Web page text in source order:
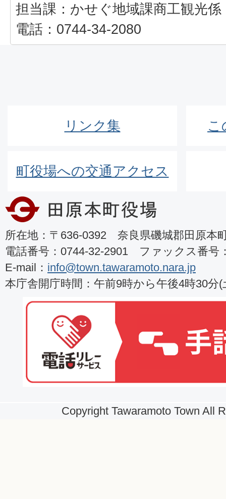
担当課：かせぐ地域課商工観光係
電話：0744-34-2080
リンク集 こ
町役場への交通アクセス
所在地：〒636-0392 奈良県磯城郡田原本
電話番号：0744-32-2901 ファックス番号
E-mail： info@town.tawaramoto.nara.jp
本庁舎開庁時間：午前9時から午後4時30分
Copyright Tawaramoto Town All